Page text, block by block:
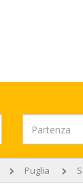
Puglia